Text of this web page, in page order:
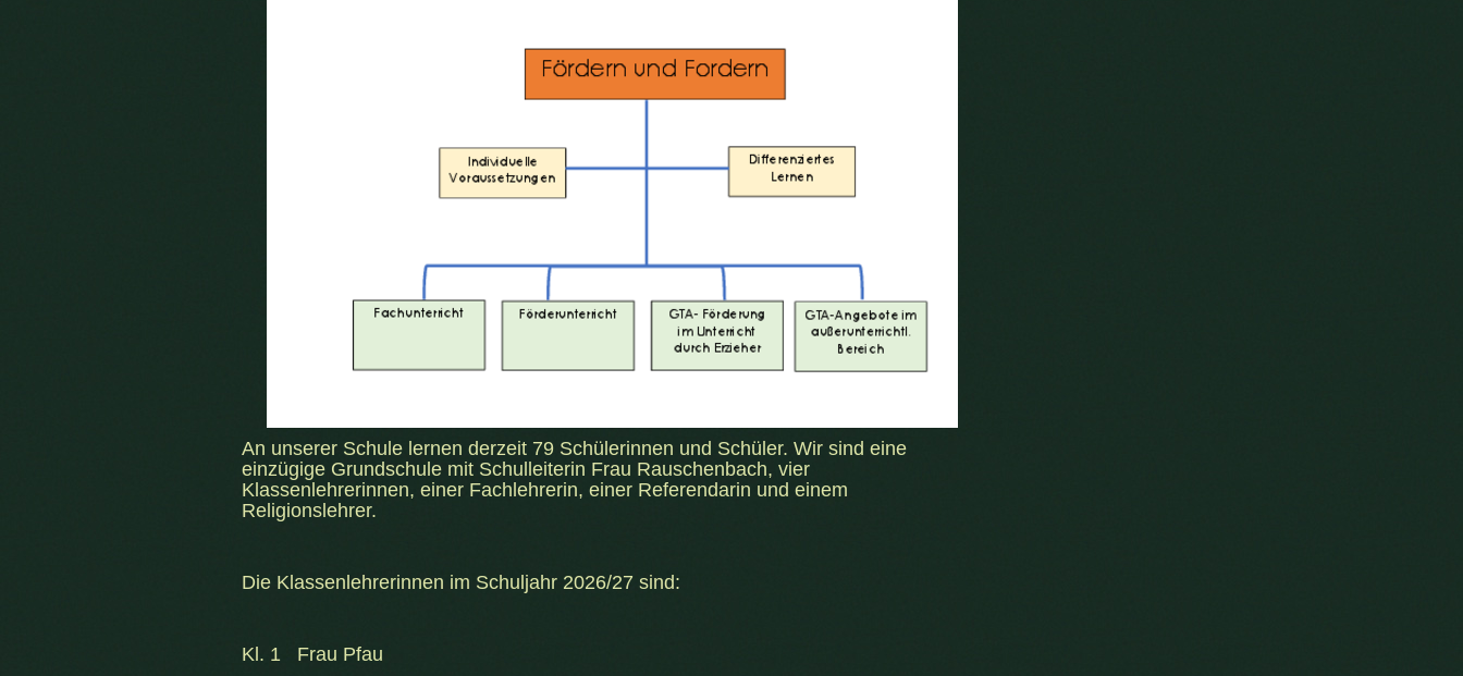
An unserer Schule lernen derzeit 79 Schülerinnen und Schüler. Wir sind eine
einzügige Grundschule mit Schulleiterin Frau Rauschenbach, vier
Klassenlehrerinnen, einer Fachlehrerin, einer Referendarin und einem
Religionslehrer.
Die Klassenlehrerinnen im Schuljahr 2026/27 sind:
Kl. 1 Frau Pfau